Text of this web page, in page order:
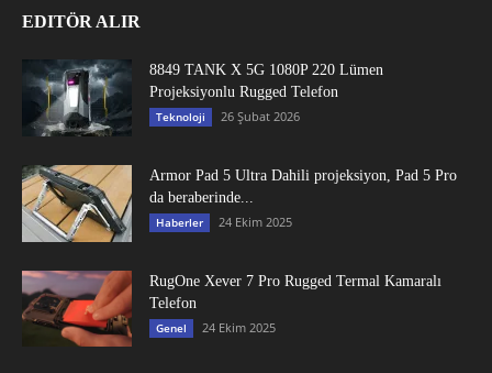
EDITÖR ALIR
8849 TANK X 5G 1080P 220 Lümen
Projeksiyonlu Rugged Telefon
Teknoloji 26 Şubat 2026
Armor Pad 5 Ultra Dahili projeksiyon, Pad 5 Pro
da beraberinde...
Haberler 24 Ekim 2025
RugOne Xever 7 Pro Rugged Termal Kamaralı
Telefon
Genel 24 Ekim 2025